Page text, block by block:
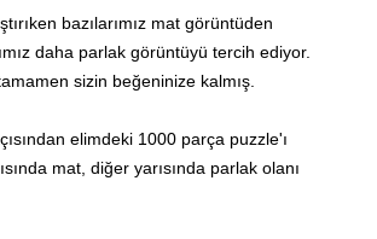
bazılarımız mat görüntüden
daha parlak görüntüyü tercih ediyor.
sizin beğeninize kalmış.
elimdeki 1000 parça puzzle'ı
mat, diğer yarısında parlak olanı